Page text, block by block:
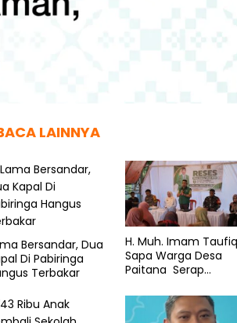
LAINNYA
Bersandar, Dua
Di Pabiringa
Terbakar
H. Muh. Imam Taufiq
Sapa Warga Desa
Paitana Serap